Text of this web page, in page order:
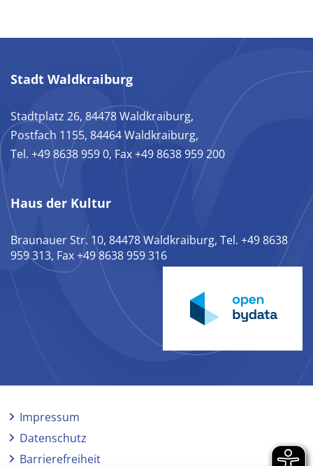
Stadt Waldkraiburg
Stadtplatz 26, 84478 Waldkraiburg,
Postfach 1155, 84464 Waldkraiburg,
Tel. +49 8638 959 0, Fax +49 8638 959 200
Haus der Kultur
Braunauer Str. 10, 84478 Waldkraiburg, Tel. +49 8638
959 313, Fax +49 8638 959 316
Impressum
Datenschutz
Barrierefreiheit